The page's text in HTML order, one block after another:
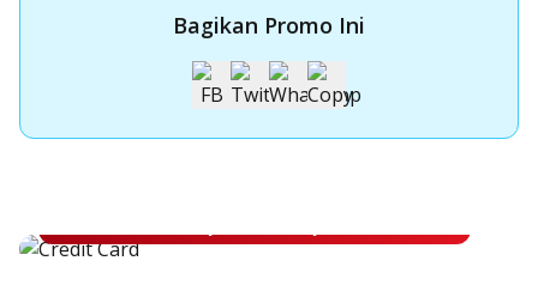
Bagikan Promo Ini
Apply Kartu Kredit OCBC NISP